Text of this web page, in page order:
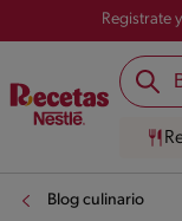
Registrate
Blog culinario